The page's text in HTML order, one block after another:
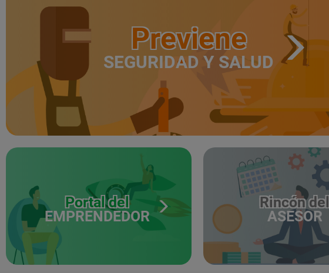
Previene
SEGURIDAD Y SALUD
Portal del
EMPRENDEDOR
Rincón del
ASESOR